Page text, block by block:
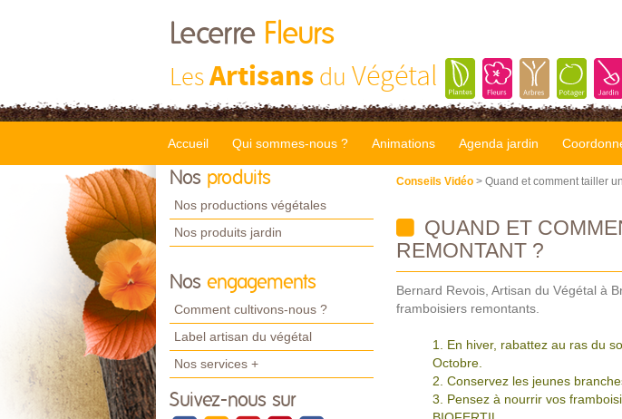
Lecerre Fleurs
LesArtisans du Végétal
Accueil Qui sommes-nous ? Animations Agenda jardin
Nos produits
Nos productions végétales
Nos produits jardin
Nos engagements
Comment cultivons-nous ?
Label artisan du végétal
Nos services +
Suivez-nous sur
Conseils Vidéo > Quand et comment tailler
QUAND ET
REMONTANT ?
Bernard Revois, Artisan du Végétal à
framboisiers remontants.
En hiver, rabattez au ras du
Octobre.
Conservez les jeunes
Pensez à nourrir vos